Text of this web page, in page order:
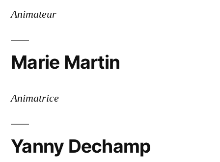
Animateur
Marie Martin
Animatrice
Yanny Dechamp